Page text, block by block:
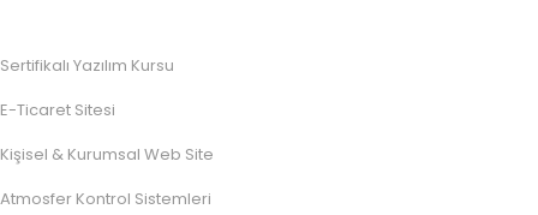
Sertifikalı Yazılım Kursu
E-Ticaret Sitesi
Kişisel & Kurumsal Web Site
Atmosfer Kontrol Sistemleri